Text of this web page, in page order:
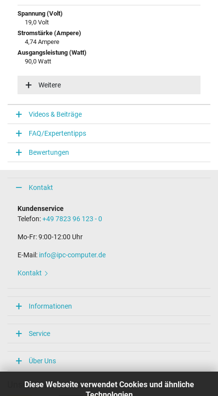
Diese Webseite verwendet Cookies und ähnliche
Spannung (Volt)
19,0 Volt
Stromstärke (Ampere)
4,74 Ampere
Ausgangsleistung (Watt)
90,0 Watt
19V / 4,74A / 90,0W
Energieeffizienz
Notebook Stecker
Steckertyp / -form
rund / 90° abgewinkelt
7,7 mm
Stift im Stecker
Nein
Maße
Länge / Breite / Höhe
Überlast-, kurzschluss- und überhitzungsgeschützt
CCC
NOM NYCE
Singapore Safety Mark
TÜV Argentina Certificado
Weitere
Videos & Beiträge
FAQ/Expertentipps
Bewertungen
Kontakt
Kundenservice
Telefon:+49 7823 96 123 - 0
Mo-Fr: 9:00-12:00 Uhr
E-Mail: info@ipc-computer.de
Kontakt
Informationen
Service
Über Uns
Unsere Versandarten